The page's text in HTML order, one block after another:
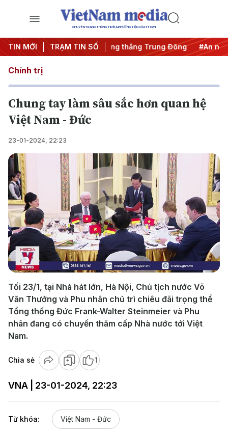
CHUYÊN TRANG THÔNG TIN ĐA PHƯƠNG TIỆN CỦA TTXVN
TIN MỚI TRẠM TIN SỐ
khai thác IUU #Căng thẳng Trung Đông #An ninh năng
Chính trị
Chung tay làm sâu sắc hơn quan hệ
Việt Nam - Đức
23-01-2024, 22:23
Play
Video
Tối 23/1, tại Nhà hát lớn, Hà Nội, Chủ tịch nước Võ
Văn Thưởng và Phu nhân chủ trì chiêu đãi trọng thể
Tổng thống Đức Frank-Walter Steinmeier và Phu
nhân đang có chuyến thăm cấp Nhà nước tới Việt
Nam.
Chia sẻ 1
VNA | 23-01-2024, 22:23
Từ khóa: Việt Nam - Đức